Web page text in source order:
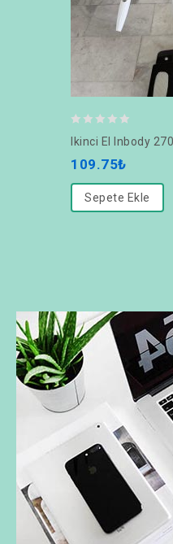
Ikinci El Inbody
109.75₺
Sepete Ekle